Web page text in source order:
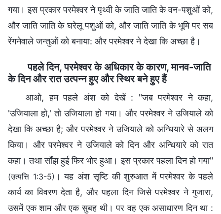
गया। इस प्रकार परमेश्‍वर ने पृथ्वी के जाति जाति के वन-पशुओं को,
और जाति जाति के घरेलू पशुओं को, और जाति जाति के भूमि पर सब
रेंगनेवाले जन्तुओं को बनाया: और परमेश्‍वर ने देखा कि अच्छा है।
पहले दिन, परमेश्वर के अधिकार के कारण, मानव-जाति
के दिन और रात उत्पन्न हुए और स्थिर बने हुए हैं
आओ, हम पहले अंश को देखें : "जब परमेश्‍वर ने कहा,
'उजियाला हो,' तो उजियाला हो गया। और परमेश्‍वर ने उजियाले को
देखा कि अच्छा है; और परमेश्‍वर ने उजियाले को अन्धियारे से अलग
किया। और परमेश्‍वर ने उजियाले को दिन और अन्धियारे को रात
कहा। तथा साँझ हुई फिर भोर हुआ। इस प्रकार पहला दिन हो गया"
(उत्पत्ति 1:3-5) । यह अंश सृष्टि की शुरुआत में परमेश्वर के पहले
कार्य का विवरण देता है, और पहला दिन जिसे परमेश्वर ने गुजारा,
उसमें एक शाम और एक सुबह थी। पर वह एक असाधारण दिन था :